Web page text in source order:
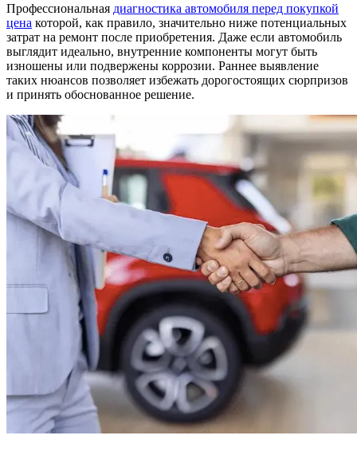
Профессиональная диагностика автомобиля перед покупкой
цена которой, как правило, значительно ниже потенциальных
затрат на ремонт после приобретения. Даже если автомобиль
выглядит идеально, внутренние компоненты могут быть
изношены или подвержены коррозии. Раннее выявление
таких нюансов позволяет избежать дорогостоящих сюрпризов
и принять обоснованное решение.